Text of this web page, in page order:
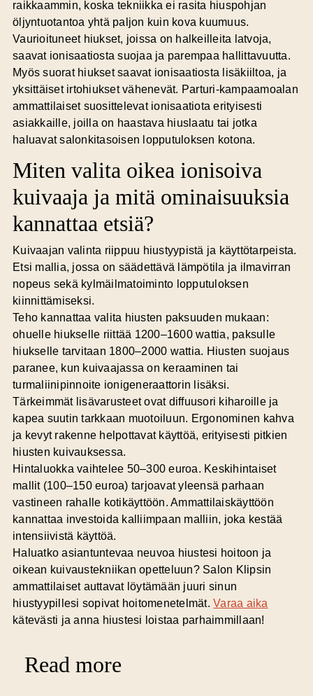
raikkaammin, koska tekniikka ei rasita hiuspohjan
öljyntuotantoa yhtä paljon kuin kova kuumuus.
Vaurioituneet hiukset, joissa on halkeilleita latvoja,
saavat ionisaatiosta suojaa ja parempaa hallittavuutta.
Myös suorat hiukset saavat ionisaatiosta lisäkiiltoa, ja
yksittäiset irtohiukset vähenevät. Parturi-kampaamoalan
ammattilaiset suosittelevat ionisaatiota erityisesti
asiakkaille, joilla on haastava hiuslaatu tai jotka
haluavat salonkitasoisen lopputuloksen kotona.
Miten valita oikea ionisoiva
kuivaaja ja mitä ominaisuuksia
kannattaa etsiä?
Kuivaajan valinta riippuu hiustyypistä ja käyttötarpeista.
Etsi mallia, jossa on säädettävä lämpötila ja ilmavirran
nopeus sekä kylmäilmatoiminto lopputuloksen
kiinnittämiseksi.
Teho kannattaa valita hiusten paksuuden mukaan:
ohuelle hiukselle riittää 1200–1600 wattia, paksulle
hiukselle tarvitaan 1800–2000 wattia. Hiusten suojaus
paranee, kun kuivaajassa on keraaminen tai
turmaliinipinnoite ionigeneraattorin lisäksi.
Tärkeimmät lisävarusteet ovat diffuusori kiharoille ja
kapea suutin tarkkaan muotoiluun. Ergonominen kahva
ja kevyt rakenne helpottavat käyttöä, erityisesti pitkien
hiusten kuivauksessa.
Hintaluokka vaihtelee 50–300 euroa. Keskihintaiset
mallit (100–150 euroa) tarjoavat yleensä parhaan
vastineen rahalle kotikäyttöön. Ammattilaiskäyttöön
kannattaa investoida kalliimpaan malliin, joka kestää
intensiivistä käyttöä.
Haluatko asiantuntevaa neuvoa hiustesi hoitoon ja
oikean kuivaustekniikan opetteluun? Salon Klipsin
ammattilaiset auttavat löytämään juuri sinun
hiustyypillesi sopivat hoitomenetelmät.Varaa aika
kätevästi ja anna hiustesi loistaa parhaimmillaan!
Read more